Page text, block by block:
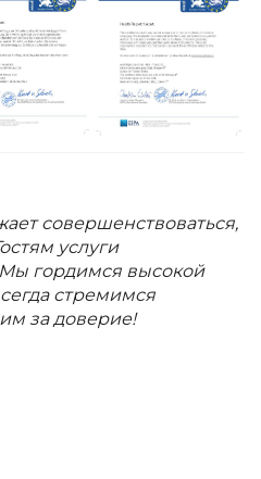
совершенствоваться,
услуги
гордимся высокой
стремимся
за доверие!